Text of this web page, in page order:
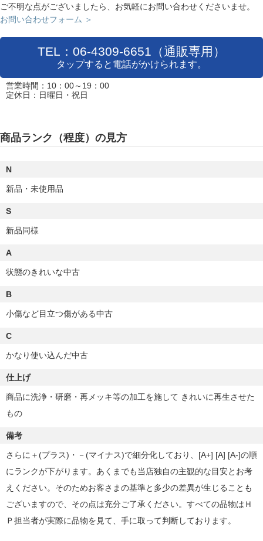
ご不明な点がございましたら、お気軽にお問い合わせくださいませ。
お問い合わせフォーム ＞
TEL：06-4309-6651（通販専用）
タップすると電話がかけられます。
営業時間：10：00～19：00
定休日：日曜日・祝日
商品ランク（程度）の見方
N
新品・未使用品
S
新品同様
A
状態のきれいな中古
B
小傷など目立つ傷がある中古
C
かなり使い込んだ中古
仕上げ
商品に洗浄・研磨・再メッキ等の加工を施して きれいに再生させた
もの
備考
さらに＋(プラス)・－(マイナス)で細分化しており、[A+] [A] [A-]の順
にランクが下がります。あくまでも当店独自の主観的な目安とお考
えください。そのためお客さまの基準と多少の差異が生じることも
ございますので、その点は充分ご了承ください。すべての品物はＨ
Ｐ担当者が実際に品物を見て、手に取って判断しております。